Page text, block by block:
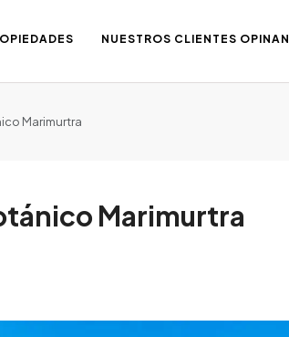
NUESTROS CLIENTES OPINAN
Marimurtra
Marimurtra